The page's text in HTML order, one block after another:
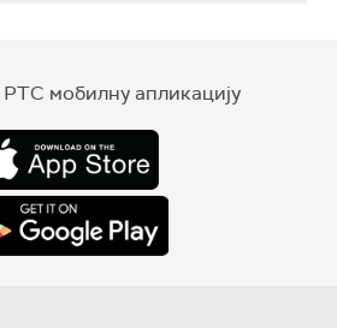
мобилну апликацију